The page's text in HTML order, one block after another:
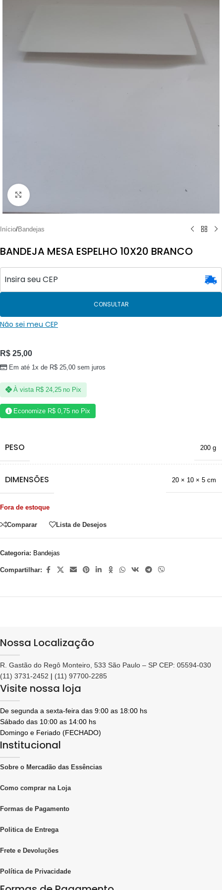
Clique para ampliar
Início/Bandejas
BANDEJA MESA ESPELHO 10X20 BRANCO
CONSULTAR
Não sei meu CEP
R$ 25,00
Em até 1x de R$ 25,00 sem juros
À vista R$24,25 no Pix
Economize R$ 0,75 no Pix
PESO 200 g
DIMENSÕES 20 × 10 × 5 cm
Fora de estoque
Comparar Lista de Desejos
Categoria: Bandejas
Compartilhar:
Nossa Localização
R. Gastão do Regô Monteiro, 533 São Paulo – SP CEP: 05594-030
(11) 3731-2452 | (11) 97700-2285
Visite nossa loja
De segunda a sexta-feira das 9:00 as 18:00 hs
Sábado das 10:00 as 14:00 hs
Domingo e Feriado (FECHADO)
Institucional
Sobre o Mercadão das Essências
Como comprar na Loja
Formas de Pagamento
Politica de Entrega
Frete e Devoluções
Política de Privacidade